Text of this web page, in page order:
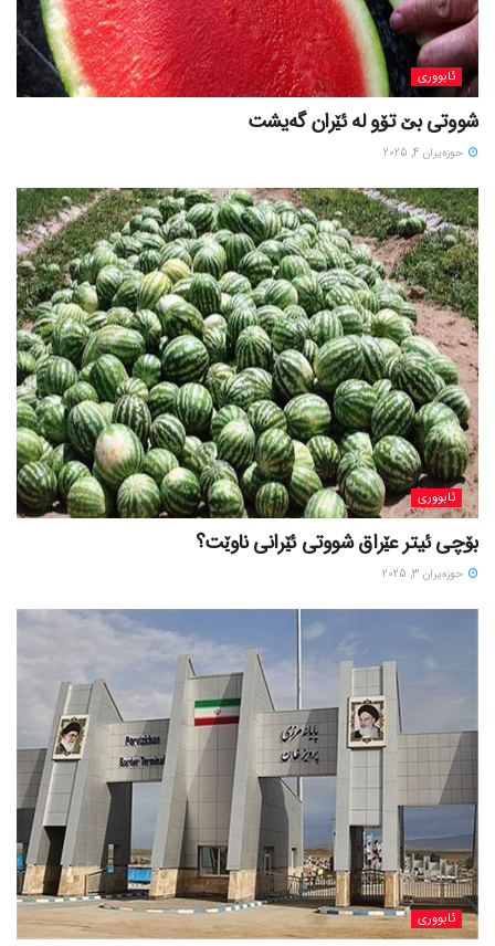
ئابووری
شووتی بێ تۆو لە ئێران گەیشت
حوزه‌یران 4, 2025
ئابووری
بۆچی ئیتر عێراق شووتی ئێرانی ناوێت؟
حوزه‌یران 3, 2025
ئابووری